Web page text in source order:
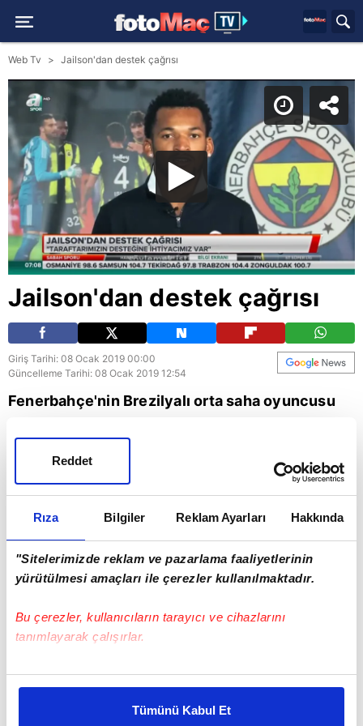
Rıza Bilgiler Reklam Ayarları Hakkında
"Sitelerimizde reklam ve pazarlama faaliyetlerinin
yürütülmesi amaçları ile çerezler kullanılmaktadır.
Bu çerezler, kullanıcıların tarayıcı ve cihazlarını
tanımlayarak çalışırlar.
Bu çerezlere izin vermeniz halinde sizlere özel
daha iyi reklam deneyimi yaşatabiliriz. Bunu yaparken
Tümünü Kabul Et
Reddet
Web Tv Jailson'dan destek çağrısı
Jailson'dan destek çağrısı
Giriş Tarihi: 08 Ocak 2019 00:00
Güncelleme Tarihi: 08 Ocak 2019 12:54
Fenerbahçe'nin Brezilyalı orta saha oyuncusu